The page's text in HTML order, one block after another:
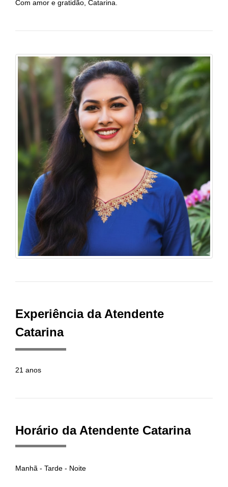
Com amor e gratidão, Catarina.
Experiência da Atendente
Catarina
21 anos
Horário da Atendente Catarina
Manhã - Tarde - Noite